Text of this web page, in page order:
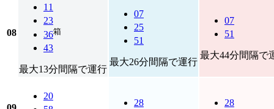
08
11
23
36箱
43
最大13分間隔で運行
07
25
51
最大26分間隔で運行
07
51
最大44分間隔で
20
28 28